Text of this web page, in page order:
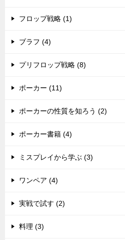
フロップ戦略 (1)
ブラフ (4)
プリフロップ戦略 (8)
ポーカー (11)
ポーカーの性質を知ろう (2)
ポーカー書籍 (4)
ミスプレイから学ぶ (3)
ワンペア (4)
実戦で試す (2)
料理 (3)